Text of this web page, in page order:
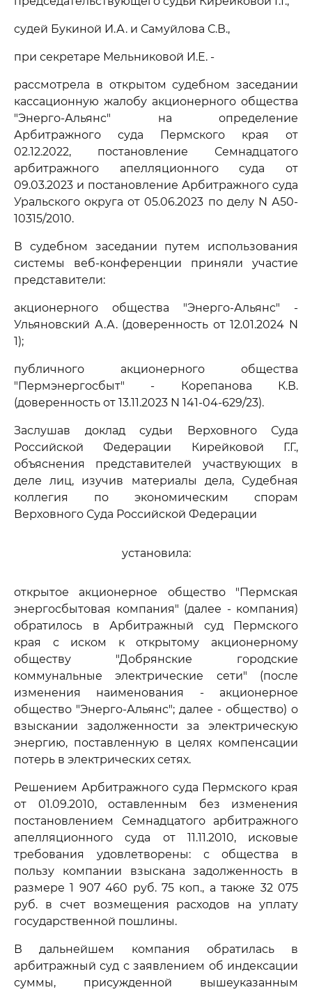
судей Букиной И.А. и Самуйлова С.В.,
при секретаре Мельниковой И.Е. -
рассмотрела в открытом судебном заседании
кассационную жалобу акционерного общества
"Энерго-Альянс" на определение
Арбитражного суда Пермского края от
02.12.2022, постановление Семнадцатого
арбитражного апелляционного суда от
09.03.2023 и постановление Арбитражного суда
Уральского округа от 05.06.2023 по делу N А50-
10315/2010.
В судебном заседании путем использования
системы веб-конференции приняли участие
представители:
акционерного общества "Энерго-Альянс" -
Ульяновский А.А. (доверенность от 12.01.2024 N
1);
публичного акционерного общества
"Пермэнергосбыт" - Корепанова К.В.
(доверенность от 13.11.2023 N 141-04-629/23).
Заслушав доклад судьи Верховного Суда
Российской Федерации Кирейковой Г.Г.,
объяснения представителей участвующих в
деле лиц, изучив материалы дела, Судебная
коллегия по экономическим спорам
Верховного Суда Российской Федерации
установила:
открытое акционерное общество "Пермская
энергосбытовая компания" (далее - компания)
обратилось в Арбитражный суд Пермского
края с иском к открытому акционерному
обществу "Добрянские городские
коммунальные электрические сети" (после
изменения наименования - акционерное
общество "Энерго-Альянс"; далее - общество) о
взыскании задолженности за электрическую
энергию, поставленную в целях компенсации
потерь в электрических сетях.
Решением Арбитражного суда Пермского края
от 01.09.2010, оставленным без изменения
постановлением Семнадцатого арбитражного
апелляционного суда от 11.11.2010, исковые
требования удовлетворены: с общества в
пользу компании взыскана задолженность в
размере 1 907 460 руб. 75 коп., а также 32 075
руб. в счет возмещения расходов на уплату
государственной пошлины.
В дальнейшем компания обратилась в
арбитражный суд с заявлением об индексации
суммы, присужденной вышеуказанным